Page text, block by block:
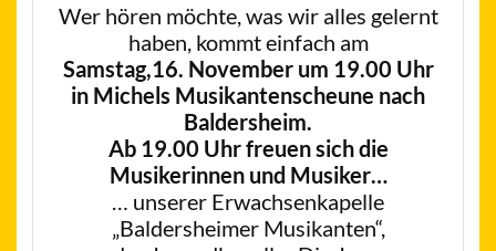
Wer hören möchte, was wir alles gelernt
haben, kommt einfach am
Samstag,16. November um 19.00 Uhr
in Michels Musikantenscheune nach
Baldersheim.
Ab 19.00 Uhr freuen sich die
Musikerinnen und Musiker…
… unserer Erwachsenkapelle
„Baldersheimer Musikanten“,